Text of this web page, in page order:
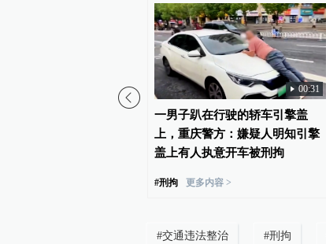
00:31
一男子趴在行驶的轿车引擎盖
上，重庆警方：嫌疑人明知引擎
盖上有人执意开车被刑拘
#刑拘 更多内容 >
#交通违法整治 #刑拘